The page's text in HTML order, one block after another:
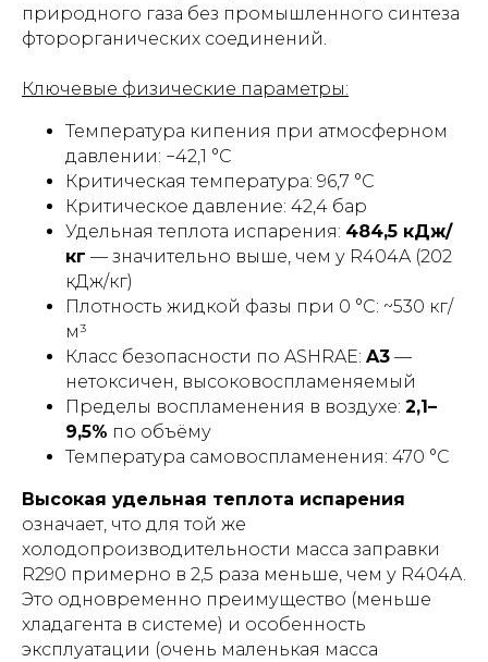
природного газа без промышленного синтеза
фторорганических соединений.
Ключевые физические параметры:
Температура кипения при атмосферном
давлении: −42,1 °C
Критическая температура: 96,7 °C
Критическое давление: 42,4 бар
Удельная теплота испарения: 484,5 кДж/
кг — значительно выше, чем у R404A (202
кДж/кг)
Плотность жидкой фазы при 0 °C: ~530 кг/
м³
Класс безопасности по ASHRAE: A3 —
нетоксичен, высоковоспламеняемый
Пределы воспламенения в воздухе: 2,1–
9,5% по объёму
Температура самовоспламенения: 470 °C
Высокая удельная теплота испарения
означает, что для той же
холодопроизводительности масса заправки
R290 примерно в 2,5 раза меньше, чем у R404A.
Это одновременно преимущество (меньше
хладагента в системе) и особенность
эксплуатации (очень маленькая масса